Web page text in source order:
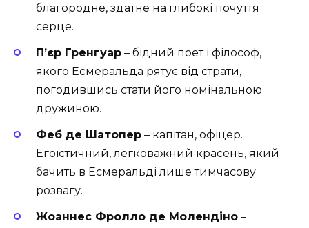
благородне, здатне на глибокі почуття
серце.
П’єр Гренгуар – бідний поет і філософ,
якого Есмеральда рятує від страти,
погодившись стати його номінальною
дружиною.
Феб де Шатопер – капітан, офіцер.
Егоїстичний, легковажний красень, який
бачить в Есмеральді лише тимчасову
розвагу.
Жоаннес Фролло де Молендіно –